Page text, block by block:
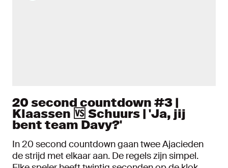
20 second countdown #3 |
Klaassen 🆚 Schuurs | 'Ja, jij
bent team Davy?'
In 20 second countdown gaan twee Ajacieden
de strijd met elkaar aan. De regels zijn simpel.